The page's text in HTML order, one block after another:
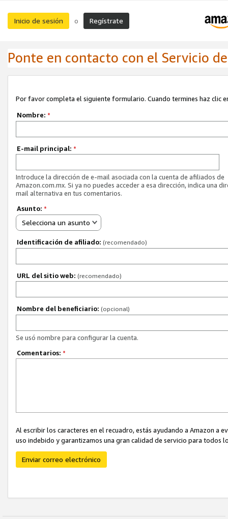
Inicio de sesión o Regístrate
Ponte en contacto con el Servicio
Por favor completa el siguiente formulario. Cuando termines haz clic
Nombre: *
E-mail principal: *
Introduce la dirección de e-mail asociada con la cuenta de afiliados de
Amazon.com.mx. Si ya no puedes acceder a esa dirección, indica una
mail alternativa en tus comentarios.
Asunto: *
Selecciona un asunto
Identificación de afiliado: (recomendado)
URL del sitio web: (recomendado)
Nombre del beneficiario: (opcional)
Se usó nombre para configurar la cuenta.
Comentarios: *
Al escribir los caracteres en el recuadro, estás ayudando a Amazon
uso indebido y garantizamos una gran calidad de servicio para todos
Enviar correo electrónico